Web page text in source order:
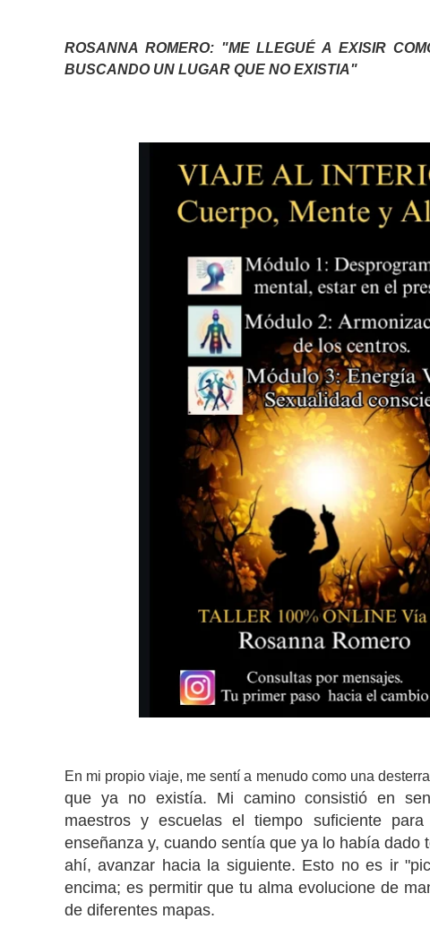
ROSANNA ROMERO: "ME LLEGUÉ A EXISIR
BUSCANDO UN LUGAR QUE NO EXISTIA"
En mi propio viaje, me sentí a menudo como una
que ya no existía. Mi camino consistió en
maestros y escuelas el tiempo suficiente
enseñanza y, cuando sentía que ya lo había dado
ahí, avanzar hacia la siguiente. Esto no es ir
encima; es permitir que tu alma evolucione de
de diferentes mapas.